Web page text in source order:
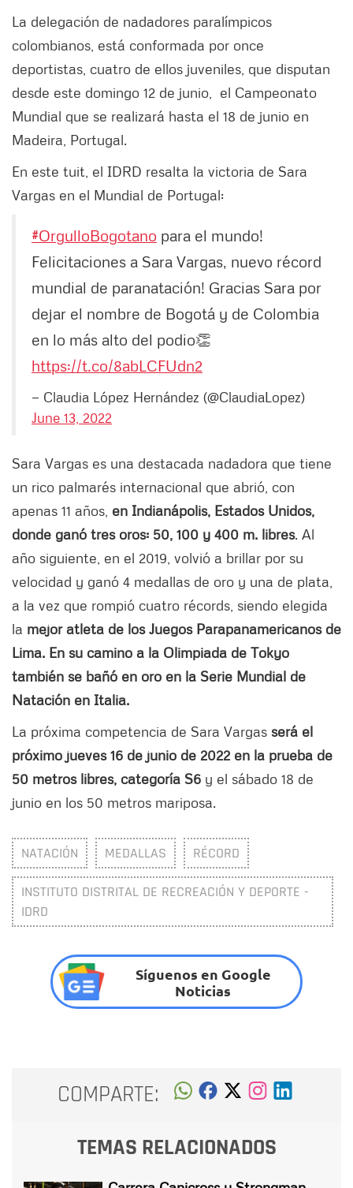
La delegación de nadadores paralímpicos
colombianos, está conformada por once
deportistas, cuatro de ellos juveniles, que disputan
desde este domingo 12 de junio, el Campeonato
Mundial que se realizará hasta el 18 de junio en
Madeira, Portugal.
En este tuit, el IDRD resalta la victoria de Sara
Vargas en el Mundial de Portugal:
#OrgulloBogotano para el mundo!
Felicitaciones a Sara Vargas, nuevo récord
mundial de paranatación! Gracias Sara por
dejar el nombre de Bogotá y de Colombia
en lo más alto del podio👏
https://t.co/8abLCFUdn2
— Claudia López Hernández (@ClaudiaLopez)
June 13, 2022
Sara Vargas es una destacada nadadora que tiene
un rico palmarés internacional que abrió, con
apenas 11 años, en Indianápolis, Estados Unidos,
donde ganó tres oros: 50, 100 y 400 m. libres. Al
año siguiente, en el 2019, volvió a brillar por su
velocidad y ganó 4 medallas de oro y una de plata,
a la vez que rompió cuatro récords, siendo elegida
la mejor atleta de los Juegos Parapanamericanos de
Lima. En su camino a la Olimpiada de Tokyo
también se bañó en oro en la Serie Mundial de
Natación en Italia.
La próxima competencia de Sara Vargas será el
próximo jueves 16 de junio de 2022 en la prueba de
50 metros libres, categoría S6 y el sábado 18 de
junio en los 50 metros mariposa.
NATACIÓN MEDALLAS RÉCORD
INSTITUTO DISTRITAL DE RECREACIÓN Y DEPORTE -
IDRD
Síguenos en Google
Noticias
COMPARTE:
TEMAS RELACIONADOS